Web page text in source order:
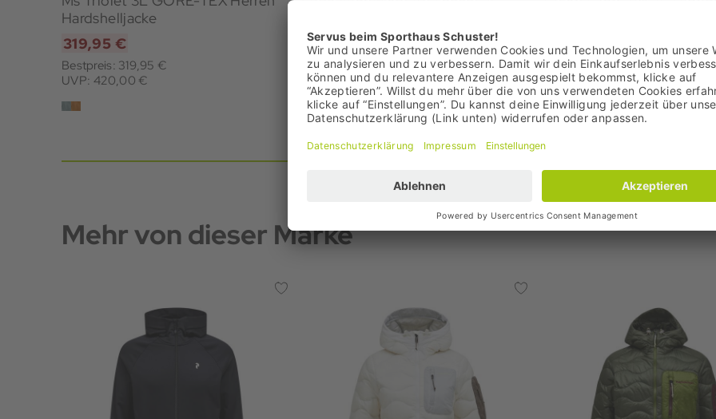
Hardshelljacke
319,95 €
Bestpreis: 319,95 €
UVP: 420,00 €
Hardshelljacke
499,95 €
Bestpreis: 499,95 €
UVP: 700,00 €
299,95 €
Bestpreis: 299,95 €
UVP: 600,00 €
Mehr von dieser Marke